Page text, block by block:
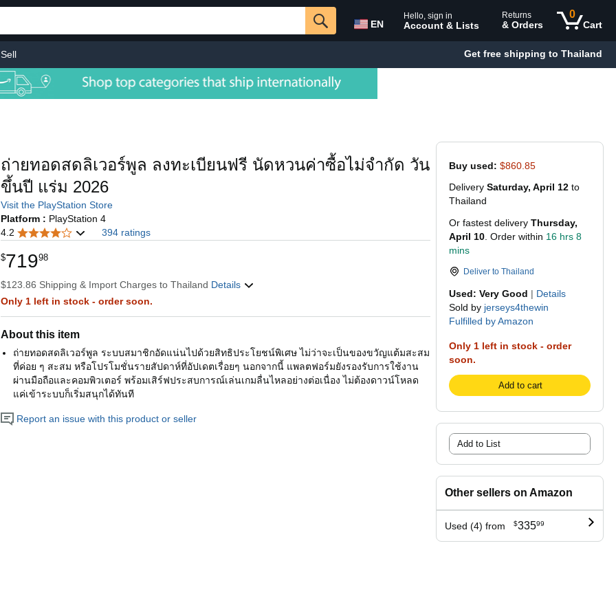
EN
Hello, sign in
Account & Lists
Returns
& Orders
0
Cart
Sell Get free shipping to Thailand
Buy used: $860.85
Delivery Saturday, April 12 to
Thailand
Or fastest delivery Thursday,
April 10 . Order within 16 hrs 8
mins
Deliver to Thailand
Used: Very Good | Details
Sold by jerseys4thewin
Fulfilled by Amazon
Only 1 left in stock - order
soon.
Add to cart
Add to List
Other sellers on Amazon
Used (4) from $33599
ถ่ายทอดสดลิเวอร์พูล ลงทะเบียนฟรี นัดหวนค่าซื้อไม่จำกัด วัน
ขึ้นปี แร่ม 2026
Visit the PlayStation Store
Platform : PlayStation 4
4.2
394 ratings
$71998
$123.86 Shipping & Import Charges to Thailand Details
Only 1 left in stock - order soon.
About this item
ถ่ายทอดสดลิเวอร์พูล ระบบสมาชิกอัดแน่นไปด้วยสิทธิประโยชน์พิเศษ ไม่ว่าจะเป็นของขวัญแต้มสะสม
ที่ค่อย ๆ สะสม หรือโปรโมชั่นรายสัปดาห์ที่อัปเดตเรื่อยๆ นอกจากนี้ แพลตฟอร์มยังรองรับการใช้งาน
ผ่านมือถือและคอมพิวเตอร์ พร้อมเสิร์ฟประสบการณ์เล่นเกมลื่นไหลอย่างต่อเนื่อง ไม่ต้องดาวน์โหลด
แค่เข้าระบบก็เริ่มสนุกได้ทันที
Report an issue with this product or seller